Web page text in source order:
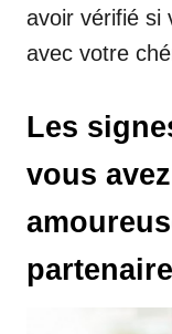
avoir vérifié si
avec votre
Les
vous
partenaire